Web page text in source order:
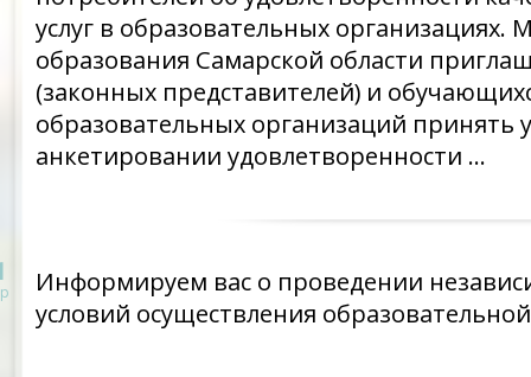
услуг в образовательных организациях.
образования Самарской области
(законных представителей) и
образовательных организаций принять
анкетировании удовлетворенности …
Информируем вас о проведении
условий осуществления